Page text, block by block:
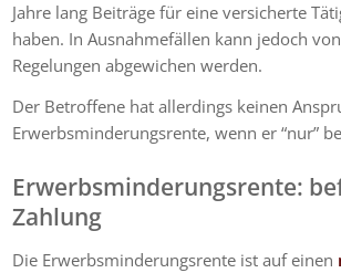
Jahre lang Beiträge für eine versicherte
haben. In Ausnahmefällen kann jedoch
Regelungen abgewichen werden.
Der Betroffene hat allerdings keinen
Erwerbsminderungsrente, wenn er “nur”
Erwerbsminderungsrente:
Zahlung
Die Erwerbsminderungsrente ist auf einen